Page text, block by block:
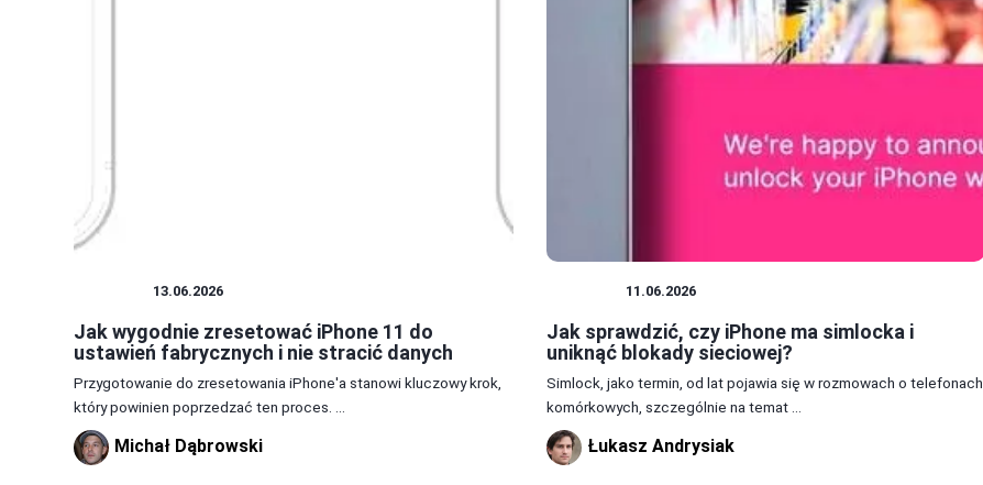
13.06.2026
Jak wygodnie zresetować iPhone 11 do
ustawień fabrycznych i nie stracić danych
Przygotowanie do zresetowania iPhone'a stanowi kluczowy krok,
który powinien poprzedzać ten proces. ...
Michał Dąbrowski
11.06.2026
Jak sprawdzić, czy iPhone ma simlocka i
uniknąć blokady sieciowej?
Simlock, jako termin, od lat pojawia się w rozmowach o telefonach
komórkowych, szczególnie na temat ...
Łukasz Andrysiak